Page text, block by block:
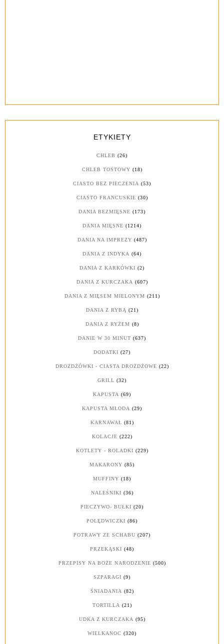
ETYKIETY
CHLEB (26)
CHLEB TOSTOWY (18)
CIASTO BEZ PIECZENIA (53)
CIASTO FRANCUSKIE (30)
DANIA BEZMIĘSNE (173)
DANIA MIĘSNE (1214)
DANIA NA IMPREZY (487)
DANIA Z INDYKA (64)
DANIA Z KARKÓWKI (2)
DANIA Z KURCZAKA (607)
DANIA Z MIĘSEM MIELONYM (211)
DANIA Z RYBĄ (21)
DANIA Z RYŻEM (8)
DANIE W 30 MINUT (637)
DODATKI (27)
DROŻDŻÓWKI - CIASTA DROŻDŻOWE (22)
GRILL (32)
KAPUSTA (69)
KAPUSTA MŁODA (29)
KARNAWAŁ (81)
KOLACJE (222)
KOTLETY - ROLADKI (229)
MAKARONY (85)
MUFFINY (18)
NALEŚNIKI (36)
PIECZYWO- BUŁKI (20)
POLĘDWICZKI (86)
POTRAWY ZE SCHABU (207)
PRZEKĄSKI (48)
PRZEPISY NA BOŻE NARODZENIE (500)
SZPARAGI (9)
ŚNIADANIA (82)
TORTILLA (21)
UDKA Z KURCZAKA (95)
WIELKANOC (320)